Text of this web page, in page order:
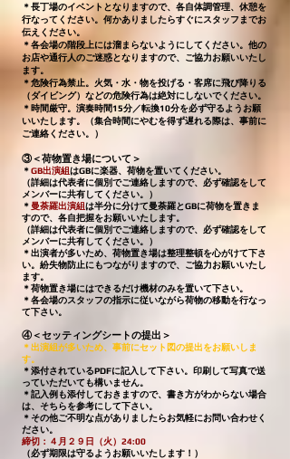
＊長丁場のイベントとなりますので、各自体調管理、休憩を
行なってください。何かありましたらすぐにスタッフまでお
伝えください。
＊各会場の階段上には溜まらないようにしてください。他の
お店や通行人のご迷惑となりますので、ご協力お願いいたし
ます。
​＊危険行為禁止。火気・水・物を投げる・客席に飛び降りる
（ダイビング）などの危険行為は絶対にしないでください。
＊時間厳守。演奏時間15分／転換10分を必ず守るようお願
いいたします。（集合時間にやむを得ず遅れる際は、事前に
ご連絡ください。）
③＜荷物置き場について＞
＊GB出演組はGBに楽器、荷物を置いてください。
（詳細は代表者に個別でご連絡しますので、必ず確認をして
メンバーに共有してください。）
＊ 曼荼羅出演組は半分に分けて曼荼羅とGBに荷物を置きま
すので、各自把握をお願いいたします。
（詳細は代表者に個別でご連絡しますので、必ず確認をして
メンバーに共有してください。）
＊出演者が多いため、荷物置き場は整理整頓を心がけて下さ
い。紛失物防止にもつながりますので、ご協力お願いいたし
ます。
＊荷物置き場にはできるだけ機材のみを置いて下さい。
＊各会場のスタッフの指示に従いながら荷物の移動を行なっ
て下さい。
④＜セッティングシートの提出＞
＊出演組が多いため、事前にセット図の提出をお願いしま
す。
＊添付されているPDFに記入して下さい。印刷して写真で送
っていただいても構いません。
＊記入例も添付しておきますので、書き方がわからない場合
は、そちらを参考にして下さい。
＊その他ご不明な点がありましたらお気軽にお問い合わせく
ださい。
締切：４月２９日（火）24:00
（必ず期限は守るようお願いいたします！）